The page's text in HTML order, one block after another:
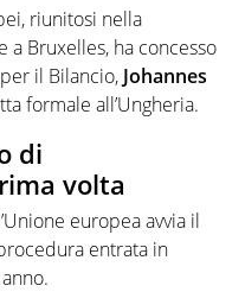
riunitosi nella
Bruxelles, ha concesso
il Bilancio, Johannes
formale all’Ungheria.
di
volta
europea avvia il
entrata in